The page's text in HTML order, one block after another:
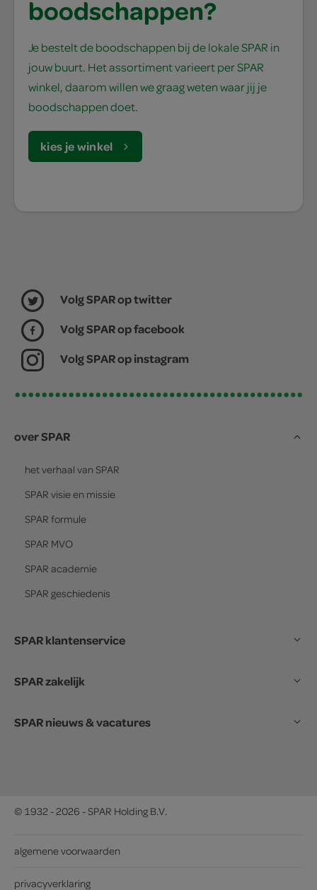
boodschappen?
Je bestelt de boodschappen bij de lokale SPAR in
jouw buurt. Het assortiment varieert per SPAR
winkel, daarom willen we graag weten waar jij je
boodschappen doet.
kies je winkel
Volg SPAR op twitter
Volg SPAR op facebook
Volg SPAR op instagram
over SPAR
het verhaal van SPAR
SPAR visie en missie
SPAR formule
SPAR MVO
SPAR academie
SPAR geschiedenis
SPAR klantenservice
SPAR zakelijk
SPAR nieuws & vacatures
© 1932 - 2026 - SPAR Holding B.V.
algemene voorwaarden
privacyverklaring